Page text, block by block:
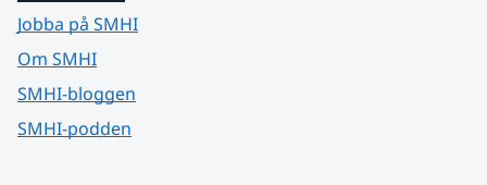
Jobba på SMHI
Om SMHI
SMHI-bloggen
SMHI-podden